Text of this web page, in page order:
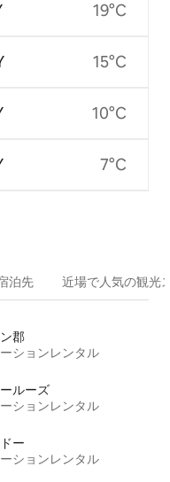
19°C
15°C
10°C
7°C
泊⁠先 近場で人気の観光
郡
ションレンタル
ールーズ
ションレンタル
ー
ションレンタル